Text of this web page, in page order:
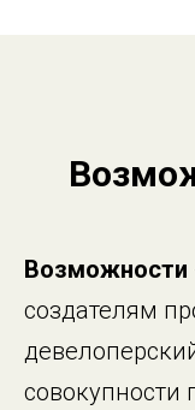
Возможности
создателям
совокупности